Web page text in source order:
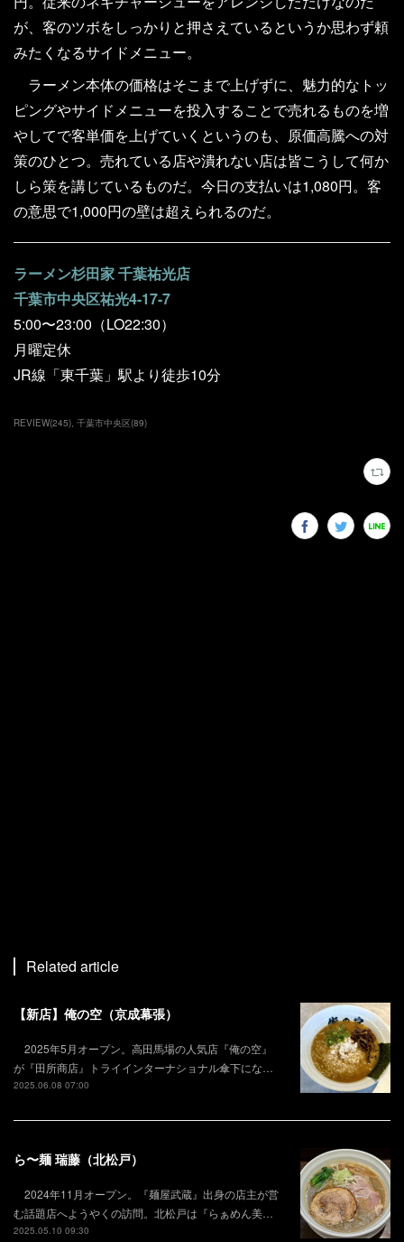
が、客のツボをしっかりと押さえているというか思わず頼
みたくなるサイドメニュー。
ラーメン本体の価格はそこまで上げずに、魅力的なトッ
ピングやサイドメニューを投入することで売れるものを増
やしてで客単価を上げていくというのも、原価高騰への対
策のひとつ。売れている店や潰れない店は皆こうして何か
しら策を講じているものだ。今日の支払いは1,080円。客
の意思で1,000円の壁は超えられるのだ。
ラーメン杉田家 千葉祐光店
千葉市中央区祐光4-17-7
5:00〜23:00（LO22:30）
月曜定休
JR線「東千葉」駅より徒歩10分
REVIEW(245) 千葉市中央区(89)
Related article
【新店】俺の空（京成幕張）
2025年5月オープン。高田馬場の人気店『俺の空』
が『田所商店』トライインターナショナル傘下にな…
2025.06.08 07:00
ら〜麺 瑞藤（北松戸）
2024年11月オープン。『麺屋武蔵』出身の店主が営
む話題店へようやくの訪問。北松戸は『らぁめん美…
2025.05.10 09:30